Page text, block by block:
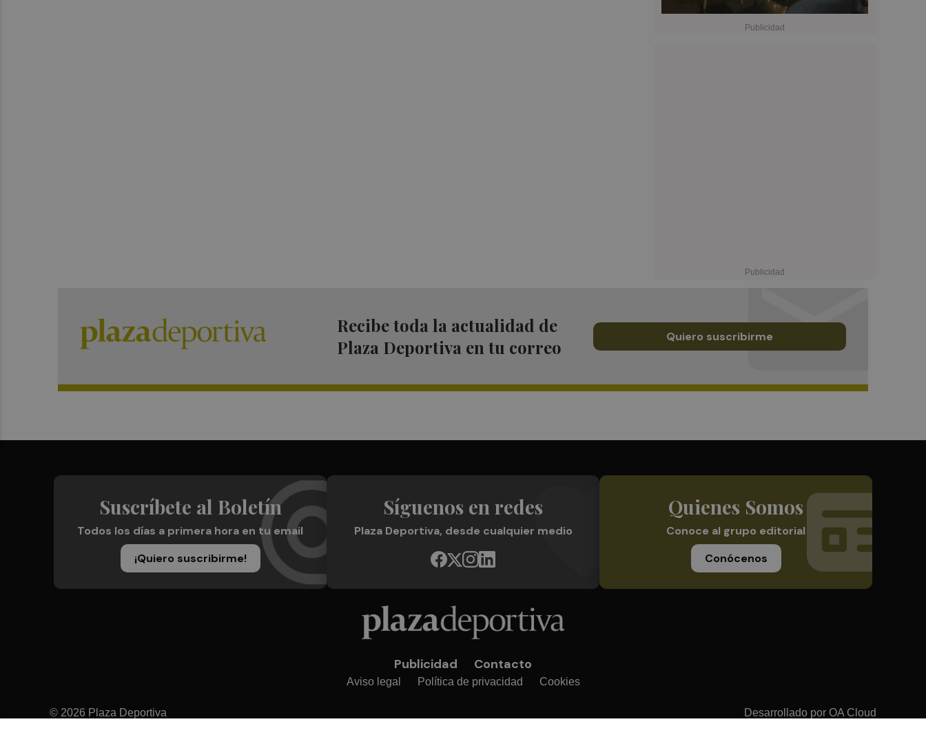
Recibe toda la actualidad de
Plaza Deportiva en tu correo
Quiero suscribirme
Suscríbete al Boletín
Todos los días a primera hora en tu email
¡Quiero suscribirme!
Síguenos en redes
Plaza Deportiva, desde cualquier medio
Quienes Somos
Conoce al grupo editorial
Conócenos
Publicidad Contacto
Aviso legal Política de privacidad Cookies
© 2026 Plaza Deportiva Desarrollado por OA Cloud